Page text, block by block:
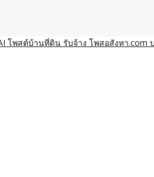
ยบ้าน ราคาถู
ริการ รับโพส
ายหน้า โพสอสังหา รับจ้างโพสขายบ้า